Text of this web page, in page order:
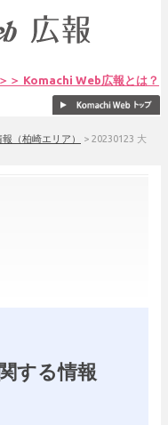
＞＞ Komachi Web広報とは？
（柏崎エリア） > 20230123 大
する情報